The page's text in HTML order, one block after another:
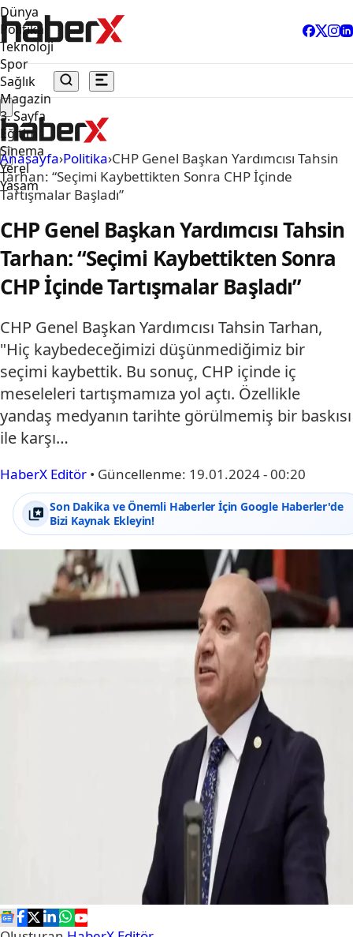
Dünya
Politika
Teknoloji
Spor
Sağlık
Magazin
3. Sayfa
Eğitim
Sinema
Yerel
Yaşam
Anasayfa›Politika›CHP Genel Başkan Yardımcısı Tahsin
Tarhan: “Seçimi Kaybettikten Sonra CHP İçinde
Tartışmalar Başladı”
CHP Genel Başkan Yardımcısı Tahsin
Tarhan: “Seçimi Kaybettikten Sonra
CHP İçinde Tartışmalar Başladı”
CHP Genel Başkan Yardımcısı Tahsin Tarhan,
"Hiç kaybedeceğimizi düşünmediğimiz bir
seçimi kaybettik. Bu sonuç, CHP içinde iç
meseleleri tartışmamıza yol açtı. Özellikle
yandaş medyanın tarihte görülmemiş bir baskısı
ile karşı…
HaberX Editör • Güncellenme: 19.01.2024 - 00:20
Son Dakika ve Önemli Haberler İçin Google Haberler'de
Bizi Kaynak Ekleyin!